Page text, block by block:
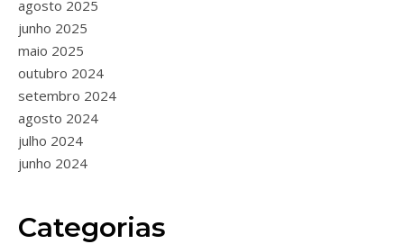
agosto 2025
junho 2025
maio 2025
outubro 2024
setembro 2024
agosto 2024
julho 2024
junho 2024
Categorias